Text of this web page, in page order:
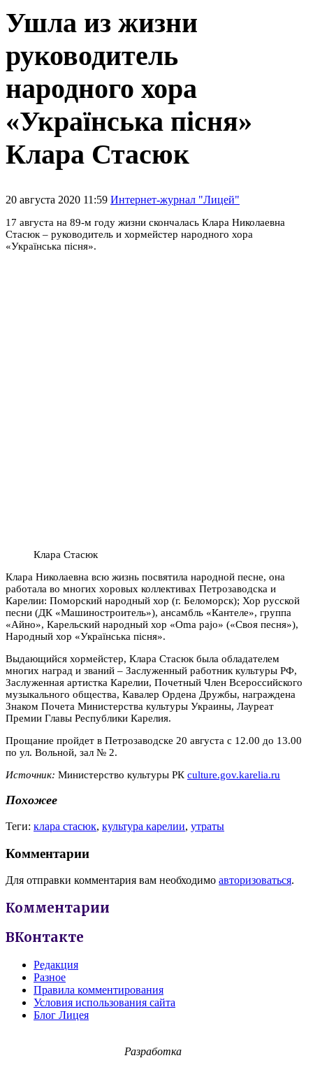
Ушла из жизни
руководитель
народного хора
«Українська пісня»
Клара Стасюк
20 августа 2020 11:59 Интернет-журнал "Лицей"
17 августа на 89-м году жизни скончалась Клара Николаевна
Стасюк – руководитель и хормейстер народного хора
«Українська пісня».
Клара Стасюк
Клара Николаевна всю жизнь посвятила народной песне, она
работала во многих хоровых коллективах Петрозаводска и
Карелии: Поморский народный хор (г. Беломорск); Хор русской
песни (ДК «Машиностроитель»), ансамбль «Кантеле», группа
«Айно», Карельский народный хор «Oma pajo» («Своя песня»),
Народный хор «Українська пісня».
Выдающийся хормейстер, Клара Стасюк была обладателем
многих наград и званий – Заслуженный работник культуры РФ,
Заслуженная артистка Карелии, Почетный Член Всероссийского
музыкального общества, Кавалер Ордена Дружбы, награждена
Знаком Почета Министерства культуры Украины, Лауреат
Премии Главы Республики Карелия.
Прощание пройдет в Петрозаводске 20 августа с 12.00 до 13.00
по ул. Вольной, зал № 2.
Источник: Министерство культуры РК culture.gov.karelia.ru
Похожее
Теги: клара стасюк, культура карелии, утраты
Комментарии
Для отправки комментария вам необходимо авторизоваться.
Комментарии
ВКонтакте
Редакция
Разное
Правила комментирования
Условия использования сайта
Блог Лицея
Разработка